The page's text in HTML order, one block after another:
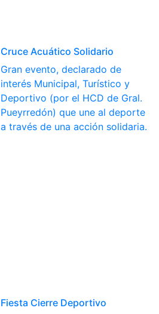
Cruce Acuático Solidario
Gran evento, declarado de
interés Municipal, Turístico y
Deportivo (por el HCD de Gral.
Pueyrredón) que une al deporte
a través de una acción solidaria.
Fiesta Cierre Deportivo